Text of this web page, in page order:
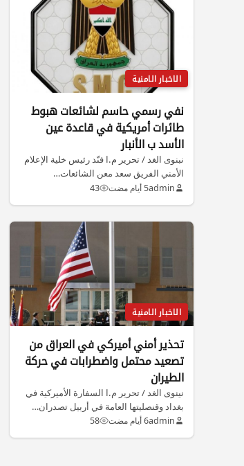
الاخبار الامنية
نفي رسمي حاسم لشائعات هبوط
طائرات أمريكية في قاعدة عين
الأسد ب الأنبار
نبنوى الغد / تحرير م.ا فنّد رئيس خلية الإعلام
الأمني الفريق سعد معن الشائعات…
admin5 أيام مضت 43
الاخبار الامنية
تحذير أمني أميركي في العراق من
تصعيد محتمل واضطرابات في حركة
الطيران
نينوى الغد / تحرير م.ا السفارة الأميركية في
بغداد وقنصليتها العامة في أربيل تصدران…
admin6 أيام مضت 58